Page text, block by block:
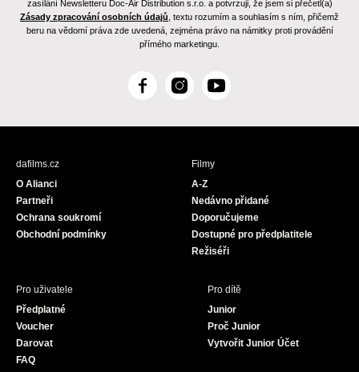
zasílání Newsletteru Doc-Air Distribution s.r.o. a potvrzuji, že jsem si přečetl(a)
Zásady zpracování osobních údajů , textu rozumím a souhlasím s ním, přičemž
beru na vědomí práva zde uvedená, zejména právo na námitky proti provádění
přímého marketingu.
F
c
I
s
Y
u
dafilms.cz
O Alianci
Partneři
Ochrana soukromí
Obchodní podmínky
Filmy
A-Z
Nedávno přidané
Doporučujeme
Dostupné pro předplatitele
Režiséři
Pro uživatele
Předplatné
Voucher
Darovat
FAQ
Pro dítě
Junior
Proč Junior
Vytvořit Junior Účet